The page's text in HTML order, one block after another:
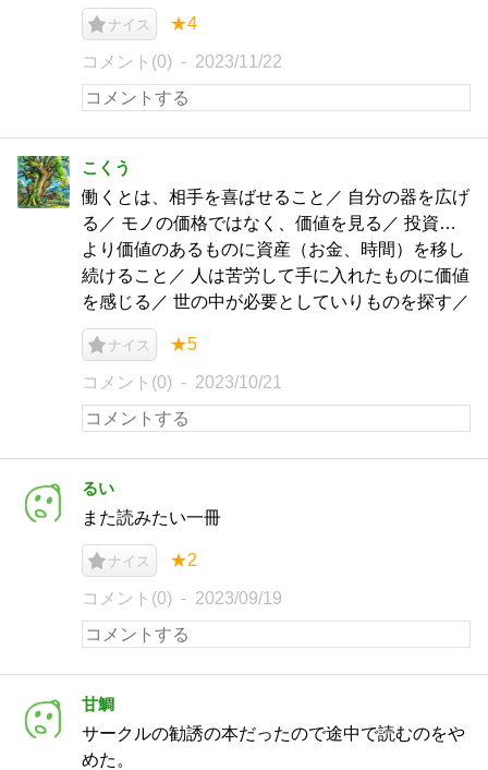
ナイス ★4
コメント(0) 2023/11/22
こくう
働くとは、相手を喜ばせること／ 自分の器を広げ
る／ モノの価格ではなく、価値を見る／ 投資…
より価値のあるものに資産（お金、時間）を移し
続けること／ 人は苦労して手に入れたものに価値
を感じる／ 世の中が必要としていりものを探す／
ナイス ★5
コメント(0) 2023/10/21
るい
また読みたい一冊
ナイス ★2
コメント(0) 2023/09/19
甘鯛
サークルの勧誘の本だったので途中で読むのをや
めた。